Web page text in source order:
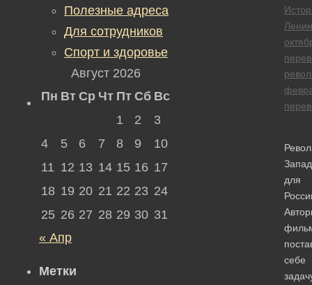
Ленин
для
себе
Полезные адреса
Для сотрудников
Спорт и здоровье
Август 2026
Пн Вт Ср Чт Пт Сб Вс
1
2
3
4
5 6 7 8 9
10
11 12 13 14 15 16 17
18 19 20 21 22 23 24
25 26 27 28 29 30 31
« Апр
Метки